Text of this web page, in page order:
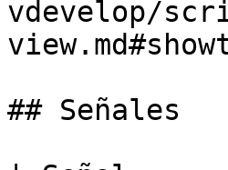
vdevelop/
## Señales